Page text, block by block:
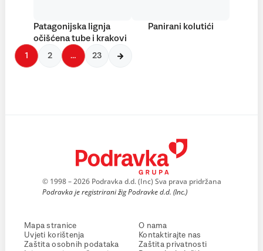
Patagonijska lignja
očišćena tube i krakovi
Panirani kolutići
1 2 … 23
© 1998 – 2026 Podravka d.d. (Inc) Sva prava pridržana
Podravka je registrirani žig Podravke d.d. (Inc.)
Mapa stranice
Uvjeti korištenja
Zaštita osobnih podataka
O nama
Kontaktirajte nas
Zaštita privatnosti